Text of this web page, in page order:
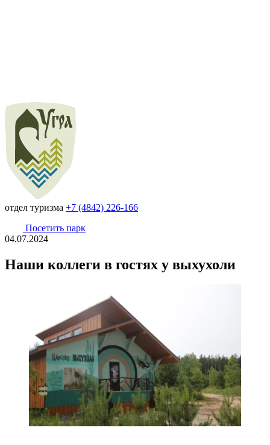
отдел туризма +7 (4842) 226-166
Посетить парк
04.07.2024
Наши коллеги в гостях у выхухоли